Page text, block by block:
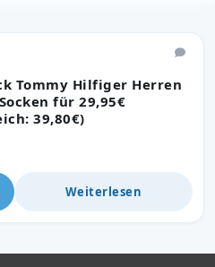
Tommy Hilfiger Herren
für 29,95€
39,80€)
Weiterlesen